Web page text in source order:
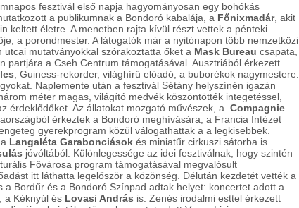
fesztivál első napja hagyományosan egy bohókás
a publikumnak a Bondoró kabalája, a Főnixmadár, akit
keltett életre. A menetben rajta kívül részt vettek a pénteki
a porondmester. A látogatók már a nyitónapon több nemzetközi
mutatványokkal szórakoztatta őket a Mask Bureau csapata,
partjára a Cseh Centrum támogatásával. Ausztriából érkezett
, Guiness-rekorder, világhírű előadó, a buborékok nagymestere.
Naplemente után a fesztivál Sétány helyszínén igazán
méter magas, világító medvék köszöntötték integetéssel,
érdeklődőket. Az állatokat mozgató művészek, a Compagnie
érkeztek a Bondoró meghívására, a Francia Intézet
gyerekprogram közül válogathattak a a legkisebbek.
Langaléta Garabonciások és miniatűr cirkuszi sátorba is
jóvóltából. Különlegessége az idei fesztiválnak, hogy szintén
Fővárosa program támogatásával megvalósult
itt láthatta legelőször a közönség. Délután kezdetét vették a
Bordűr és a Bondoró Színpad adtak helyet: koncertet adott a
a Kéknyúl és Lovasi András is. Zenés irodalmi esttel érkezett